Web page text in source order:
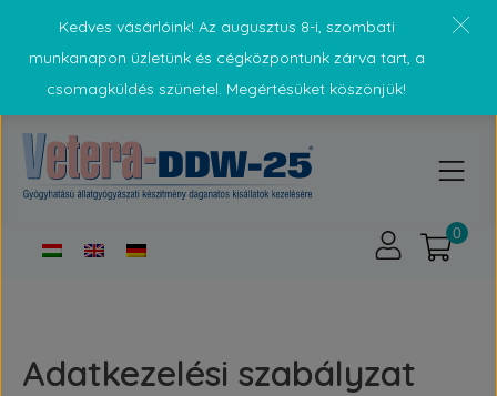
Adatkezelési szabályzat
Kedves vásárlóink! Az augusztus 8-i, szombati
munkanapon üzletünk és cégközpontunk zárva tart, a
csomagküldés szünetel. Megértésüket köszönjük!